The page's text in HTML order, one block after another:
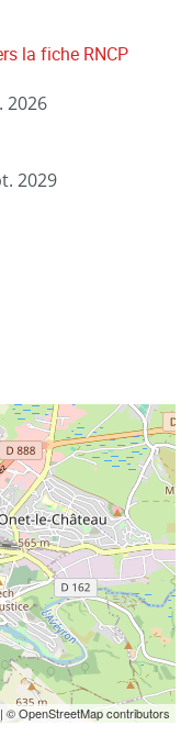
la fiche RNCP
2026
2029
| © OpenStreetMap contributors